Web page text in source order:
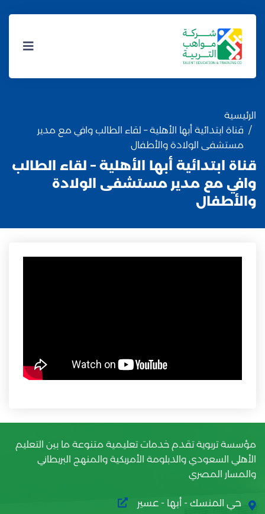
الرئيسية
قناة ابتدائية أبها الأهلية – لقاء الطالب وافي مع مدير
مستشفى الولادة والأطفال
قناة ابتدائية أبها الأهلية – لقاء الطالب
وافي مع مدير مستشفى الولادة
والأطفال
مؤسسة تربوية تقدم خدمات تعليمية متنوعة ما بين التعليم
الأهلي السعودي والدبلومة الأمريكية والمنهج البريطاني
والمسار المصري
حي المنسك - أبها - عسير